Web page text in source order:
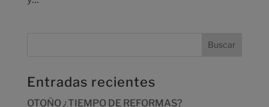
Entradas recientes
OTOÑO ¿TIEMPO DE REFORMAS?